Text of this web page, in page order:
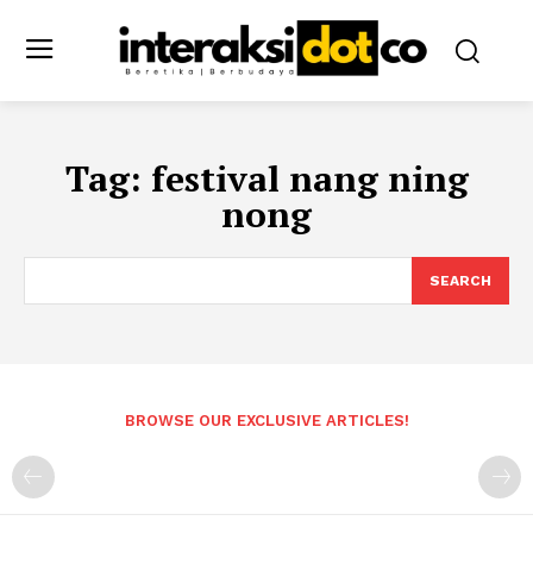
Tag: festival nang ning
nong
SEARCH
BROWSE OUR EXCLUSIVE ARTICLES!